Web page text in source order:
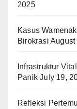
2025
Kasus
Birokrasi August
Infrastruktur
Panik July 19,
Refleksi